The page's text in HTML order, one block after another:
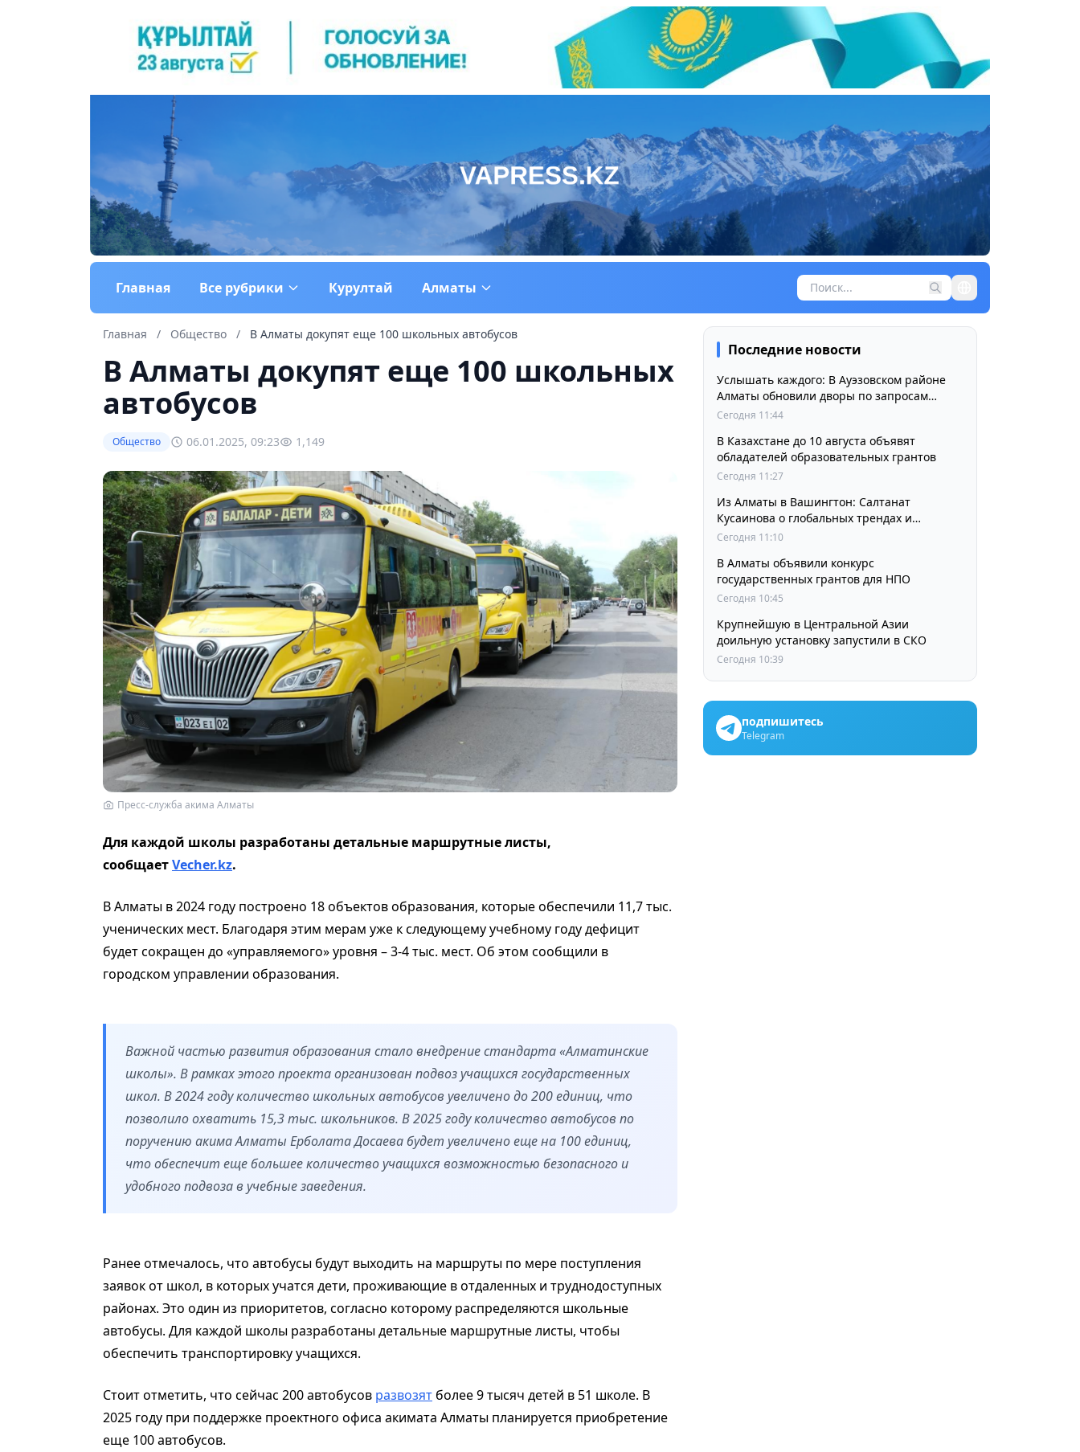
Главная Все рубрики Курултай Алматы
Главная / Общество / В Алматы докупят еще 100 школьных автобусов
В Алматы докупят еще 100 школьных
автобусов
Общество 06.01.2025, 09:23 1,149
Пресс-служба акима Алматы
Для каждой школы разработаны детальные маршрутные листы,
сообщаетVecher.kz.
В Алматы в 2024 году построено 18 объектов образования, которые обеспечили 11,7 тыс.
ученических мест. Благодаря этим мерам уже к следующему учебному году дефицит
будет сокращен до «управляемого» уровня – 3-4 тыс. мест. Об этом сообщили в
городском управлении образования.
Важной частью развития образования стало внедрение стандарта «Алматинские
школы». В рамках этого проекта организован подвоз учащихся государственных
школ. В 2024 году количество школьных автобусов увеличено до 200 единиц, что
позволило охватить 15,3 тыс. школьников. В 2025 году количество автобусов по
поручению акима Алматы Ерболата Досаева будет увеличено еще на 100 единиц,
что обеспечит еще большее количество учащихся возможностью безопасного и
удобного подвоза в учебные заведения.
Ранее отмечалось, что автобусы будут выходить на маршруты по мере поступления
заявок от школ, в которых учатся дети, проживающие в отдаленных и труднодоступных
районах. Это один из приоритетов, согласно которому распределяются школьные
автобусы. Для каждой школы разработаны детальные маршрутные листы, чтобы
обеспечить транспортировку учащихся.
Стоит отметить, что сейчас 200 автобусов развозят более 9 тысяч детей в 51 школе. В
2025 году при поддержке проектного офиса акимата Алматы планируется приобретение
еще 100 автобусов.
Последние новости
Услышать каждого: В Ауэзовском районе
Алматы обновили дворы по запросам
жителей
Сегодня 11:44
В Казахстане до 10 августа объявят
обладателей образовательных грантов
Сегодня 11:27
Из Алматы в Вашингтон: Салтанат
Кусаинова о глобальных трендах и
будущем казахстанской школы
Сегодня 11:10
В Алматы объявили конкурс
государственных грантов для НПО
Сегодня 10:45
Крупнейшую в Центральной Азии
доильную установку запустили в СКО
Сегодня 10:39
подпишитесь
Telegram